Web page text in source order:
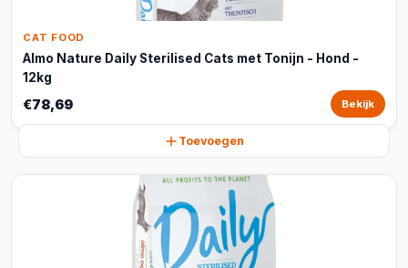
CAT FOOD
Almo Nature Daily Sterilised Cats met Tonijn - Hond -
12kg
€78,69 Bekijk
Toevoegen